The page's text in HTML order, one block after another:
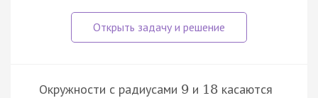
Окружности с радиусами 9 и 18 касаются